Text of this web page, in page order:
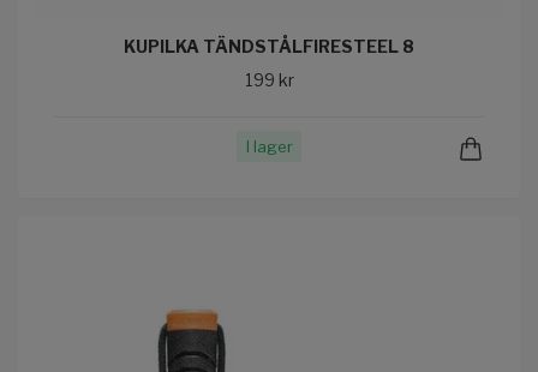
KUPILKA TÄNDSTÅLFIRESTEEL 8
199 kr
I lager